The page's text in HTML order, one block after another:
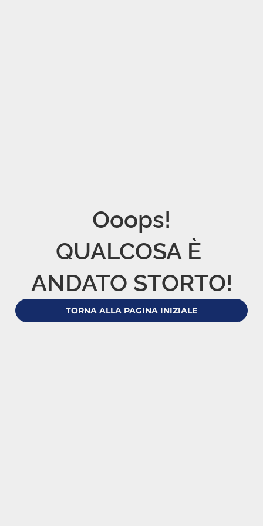
Ooops!
QUALCOSA È
ANDATO STORTO!
TORNA ALLA PAGINA INIZIALE